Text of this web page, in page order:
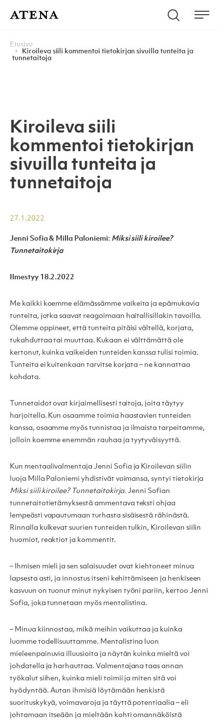
Atena Kustannus Hae
Navigoi
Etusivu
Kiroileva siili kommentoi tietokirjan sivuilla tunteita ja
tunnetaitoja
Kiroileva siili
kommentoi tietokirjan
sivuilla tunteita ja
tunnetaitoja
27.1.2022
Jenni Sofia & Milla Paloniemi: Miksi siili kiroilee?
Tunnetaitokirja
Ilmestyy 18.2.2022
Me kaikki koemme elämässämme vaikeita ja epämukavia
tunteita, jotka saavat reagoimaan haitallisillakin tavoilla.
Olemme oppineet, että tunteita pitäisi vältellä, korjata,
tukahduttaa tai muuttaa. Kukaan ei välttämättä ole
kertonut, kuinka vaikeiden tunteiden kanssa tulisi toimia.
Tunteita ei kuitenkaan tarvitse korjata – ne kannattaa
kohdata.
Tunnetaidot ovat kirjaimellisesti taitoja, joita täytyy
harjoitella. Kun osaamme toimia haastavien tunteiden
kanssa, osaamme myös tunnistaa ja ilmaista tarpeitamme,
jolloin koemme enemmän rauhaa ja tyytyväisyyttä.
Kun mentaalivalmentaja Jenni Sofia ja Kiroilevan siilin
luoja Milla Paloniemi yhdistivät voimansa, syntyi tietokirja
Miksi siili kiroilee? Tunnetaitokirja. Jenni Sofian
tunnetaitotietämyksestä ammentava teksti ohjaa
lempeästi vapautumaan turhasta sisäisestä rähinästä.
Rinnalla kulkevat suurien tunteiden tulkin, Kiroilevan siilin
huomiot, reaktiot ja kommentit.
– Ihmisen mieli ja sen salaisuudet ovat kiehtoneet minua
lapsesta asti, ja innostus itseni kehittämiseen ja henkiseen
kasvuun on tuonut minut nykyisen työni pariin, kertoo Jenni
Sofia, joka tunnetaan myös mentalistina.
– Minua kiinnostaa, mikä meihin vaikuttaa ja kuinka
luomme todellisuuttamme. Mentalistina luon
mieleenpainuvia illuusioita ja näytän kuinka mieltä voi
johdatella ja harhauttaa. Valmentajana taas annan
työkalut siihen, kuinka mieli toimii ja miten sitä voi
hyödyntää. Autan ihmisiä löytämään henkistä
suorituskykyä, voimavaroja ja täyttä potentiaalia – eli
johtamaan itseään ja mieltään kohti omannäköistä